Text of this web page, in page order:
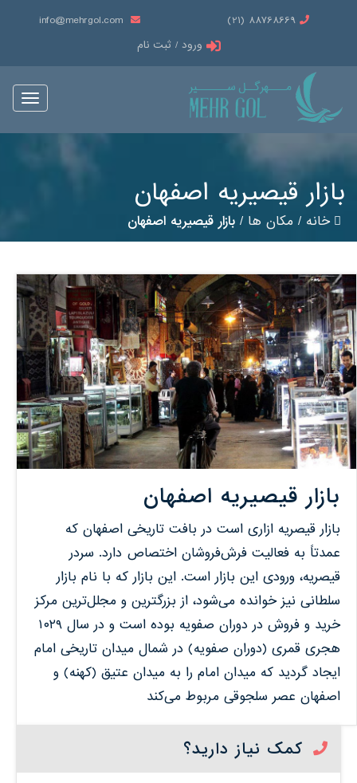
88768669 (21)
info@mehrgol.com
ورود / ثبت نام
Toggle
بازار قیصیریه اصفهان
خانه/ مکان ها/ بازار قیصیریه اصفهان
بازار قیصیریه اصفهان
بازار قیصریه ازاری است در بافت تاریخی اصفهان که
عمدتاً به فعالیت فرش‌فروشان اختصاص دارد. سردر
قیصریه، ورودی این بازار است. این بازار که با نام بازار
سلطانی نیز خوانده می‌شود، از بزرگترین و مجلل‌ترین مرکز
خرید و فروش در دوران صفویه بوده است و در سال ۱۰۲۹
هجری قمری (دوران صفویه) در شمال میدان تاریخی امام
ایجاد گردید که میدان امام را به میدان عتیق (کهنه) و
اصفهان عصر سلجوقی مربوط می‌کند
کمک نیاز دارید؟